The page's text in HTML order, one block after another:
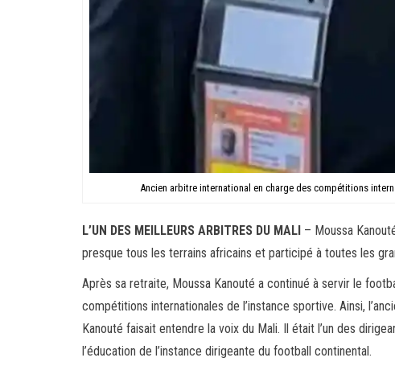
Ancien arbitre international en charge des compétitions
L’UN DES MEILLEURS ARBITRES DU MALI – Moussa
presque tous les terrains africains et participé à toutes les
Après sa retraite, Moussa Kanouté a continué à servir le
compétitions internationales de l’instance sportive. Ainsi,
Kanouté faisait entendre la voix du Mali. Il était l’un des
l’éducation de l’instance dirigeante du football continental.